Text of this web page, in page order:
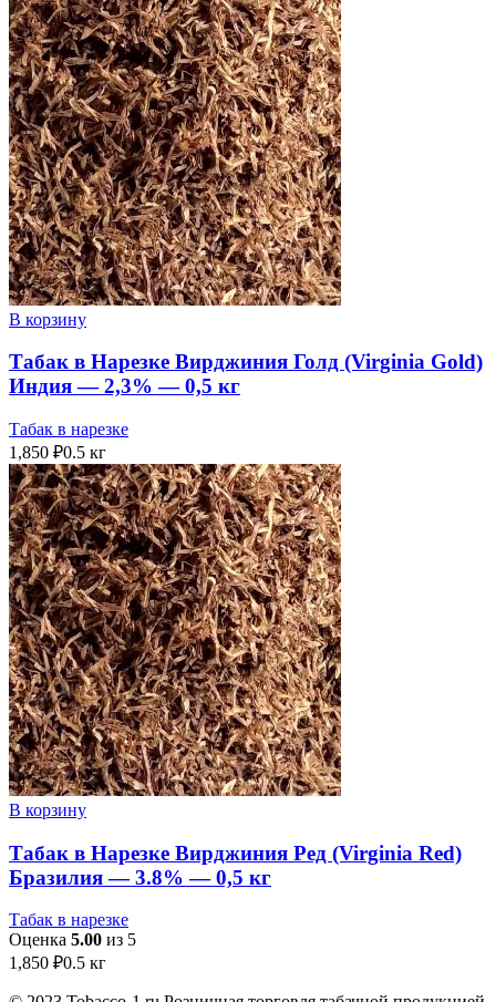
В корзину
Табак в Нарезке Вирджиния Голд (Virginia Gold)
Индия — 2,3% — 0,5 кг
Табак в нарезке
1,850 ₽0.5 кг
В корзину
Табак в Нарезке Вирджиния Ред (Virginia Red)
Бразилия — 3.8% — 0,5 кг
Табак в нарезке
Оценка 5.00 из 5
1,850 ₽0.5 кг